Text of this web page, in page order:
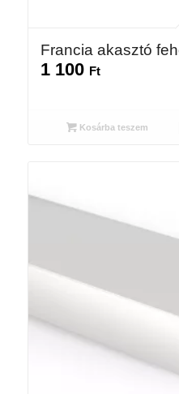
Francia akasztó
1 100 Ft
Kosárba teszem